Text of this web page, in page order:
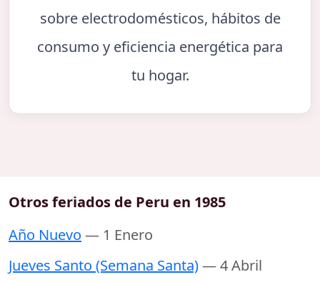
sobre electrodomésticos, hábitos de
consumo y eficiencia energética para
tu hogar.
Otros feriados de Peru en 1985
Año Nuevo — 1 Enero
Jueves Santo (Semana Santa)— 4 Abril